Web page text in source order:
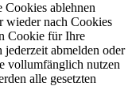
Cookies ablehnen
wieder nach Cookies
Cookie für Ihre
abmelden oder
vollumfänglich nutzen
alle gesetzten